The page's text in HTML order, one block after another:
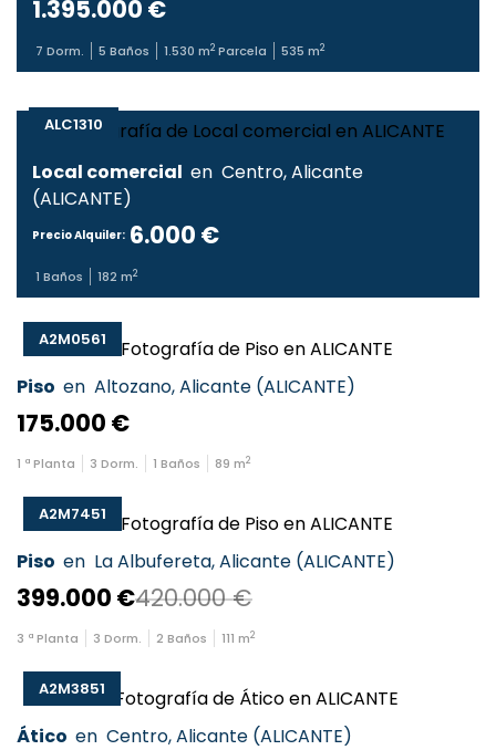
1.395.000 €
7 Dorm. 5 Baños 1.530 m2 Parcela 535 m2
ALC1310
Local comercial en Centro,Alicante
(ALICANTE)
Precio Alquiler: 6.000 €
1 Baños 182 m2
A2M0561
Piso en Altozano,Alicante (ALICANTE)
175.000 €
1 ª Planta 3 Dorm. 1 Baños 89 m2
A2M7451
Piso en La Albufereta,Alicante (ALICANTE)
420.000 €
399.000 €
3 ª Planta 3 Dorm. 2 Baños 111 m2
A2M3851
Ático en Centro,Alicante (ALICANTE)